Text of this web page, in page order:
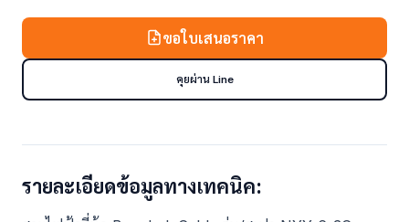
ขอใบเสนอราคา
คุยผ่าน Line
รายละเอียดข้อมูลทางเทคนิค: